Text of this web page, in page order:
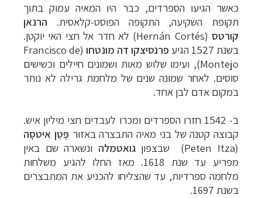
כאשר הגיעו הספרדים, כבר היו המאיה עמוק בתוך
תקופת השקיעה, התקופה הפוסט-קלאסית. הרנאן
קורטס (
Hernán Cortés) לא חדר אל חצי האי יוקטן.
בשנת 1527 הגיע
פרנסיצקו דה מונטחו (
Francisco de
Montejo), ועימו שלוש מאות ושמונים חיילים וכשישים
סוסים. לאחר שמונה שנים של מלחמת גרילה לא נותר
במקום אדם לבן אחד.
ב- 1542 חזרו הספרדים ומכרו לעבדים חצי מיליון איש.
קבוצה קטנה של בני מאיה התבצרה באזור פֶּטֶן איטסָה
(Peten Itza)
שבצפון גואטמלה ונשארה שם באין
מפריע עד שנת 1618. מאז החלו להגיע משלחות
מלחמה ספרדיות, עד שהצליחו להכניע את המתבצרים
בשנת 1697.